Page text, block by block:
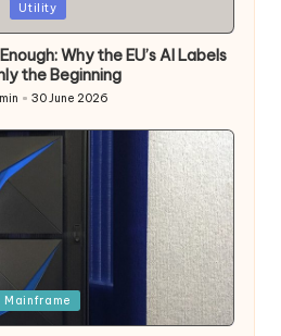
Utility
Why the EU’s AI Labels
the Beginning
30 June 2026
Mainframe